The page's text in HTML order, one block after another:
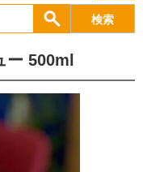
ー 500ml